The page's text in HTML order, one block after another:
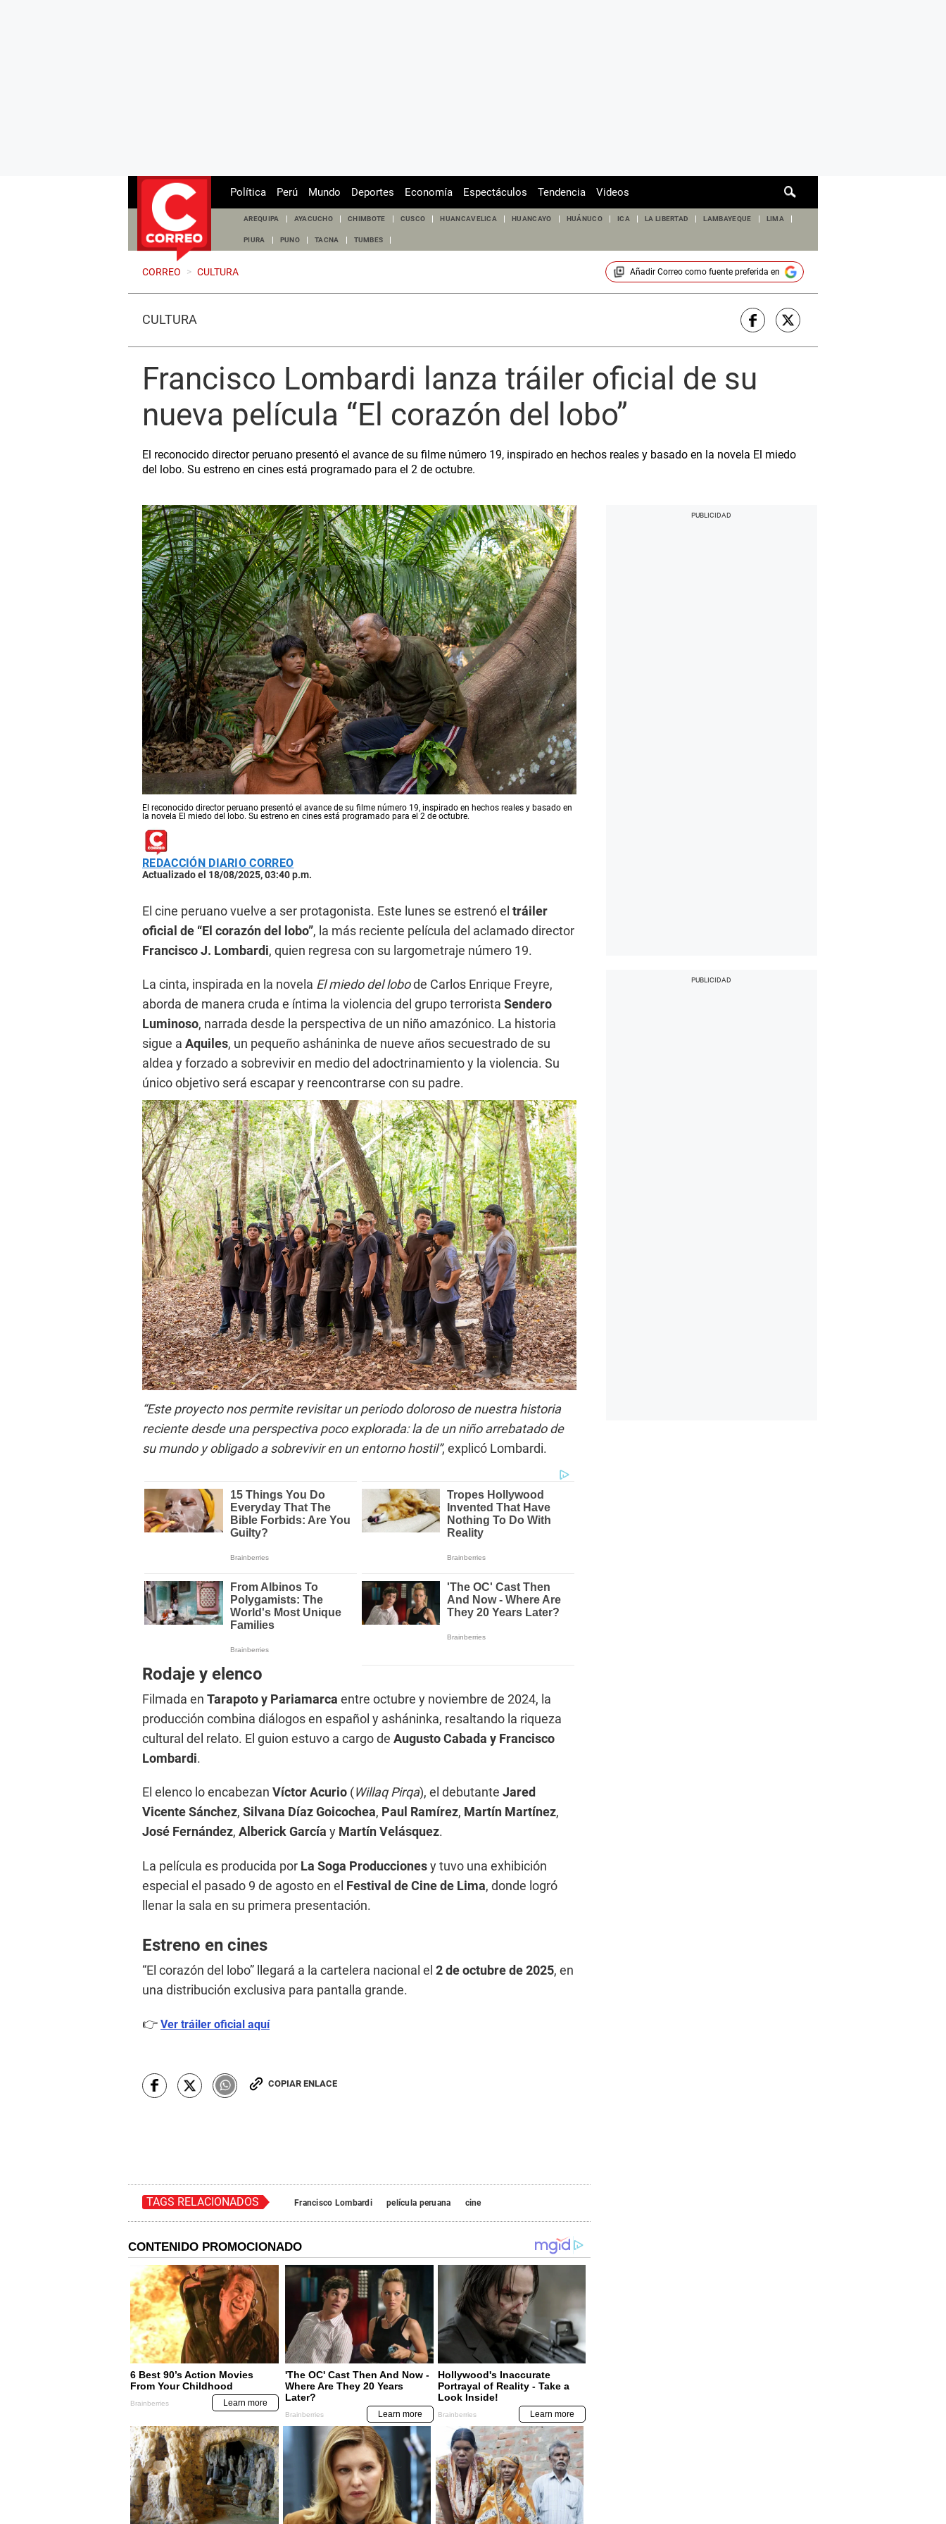
de
Política Perú Mundo Deportes Economía Espectáculos Tendencia Videos
AREQUIPA AYACUCHO CHIMBOTE CUSCO HUANCAVELICA HUANCAYO HUÁNUCO ICA LA LIBERTAD LAMBAYEQUE LIMA
PIURA PUNO TACNA TUMBES
CORREO > CULTURA Añadir Correocomo fuente preferida en
CULTURA
Francisco Lombardi lanza tráiler oficial de su
nueva película “El corazón del lobo”
El reconocido director peruano presentó el avance de su filme número 19, inspirado en hechos reales y basado en la novela El miedo
del lobo. Su estreno en cines está programado para el 2 de octubre.
El reconocido director peruano presentó el avance de su filme número 19, inspirado en hechos reales y basado en
la novela El miedo del lobo. Su estreno en cines está programado para el 2 de octubre.
REDACCIÓN DIARIO CORREO
Actualizado el 18/08/2025, 03:40 p.m.
El cine peruano vuelve a ser protagonista. Este lunes se estrenó el tráiler
oficial de “El corazón del lobo”, la más reciente película del aclamado director
Francisco J. Lombardi, quien regresa con su largometraje número 19.
La cinta, inspirada en la novela El miedo del lobode Carlos Enrique Freyre,
aborda de manera cruda e íntima la violencia del grupo terrorista Sendero
Luminoso, narrada desde la perspectiva de un niño amazónico. La historia
sigue a Aquiles, un pequeño asháninka de nueve años secuestrado de su
aldea y forzado a sobrevivir en medio del adoctrinamiento y la violencia. Su
único objetivo será escapar y reencontrarse con su padre.
“Este proyecto nos permite revisitar un periodo doloroso de nuestra historia
reciente desde una perspectiva poco explorada: la de un niño arrebatado de
su mundo y obligado a sobrevivir en un entorno hostil”, explicó Lombardi.
Rodaje y elenco
Filmada en Tarapoto y Pariamarca entre octubre y noviembre de 2024, la
producción combina diálogos en español y asháninka, resaltando la riqueza
cultural del relato. El guion estuvo a cargo de Augusto Cabada y Francisco
Lombardi.
El elenco lo encabezan Víctor Acurio (Willaq Pirqa), el debutante Jared
Vicente Sánchez, Silvana Díaz Goicochea, Paul Ramírez, Martín Martínez,
José Fernández, Alberick García y Martín Velásquez.
La película es producida por La Soga Produccionesy tuvo una exhibición
especial el pasado 9 de agosto en el Festival de Cine de Lima, donde logró
llenar la sala en su primera presentación.
Estreno en cines
“El corazón del lobo” llegará a la cartelera nacional el 2 de octubre de 2025, en
una distribución exclusiva para pantalla grande.
👉 Ver tráiler oficial aquí
COPIAR ENLACE
TAGS RELACIONADOS Francisco Lombardi película peruana cine